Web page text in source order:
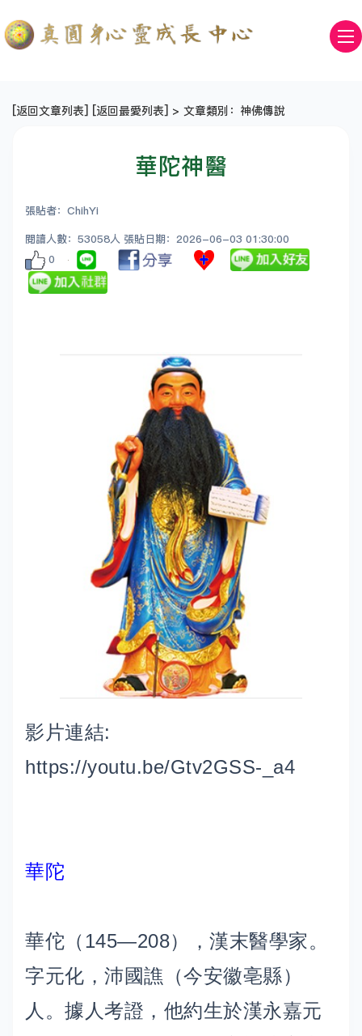
[返回文章列表] [返回最愛列表] > 文章類別：神佛傳說
華陀神醫
張貼者：ChihYi
閱讀人數：53058人 張貼日期：2026-06-03 01:30:00
0
影片連結:
https://youtu.be/Gtv2GSS-_a4
華陀
華佗（145—208），漢末醫學家。
字元化，沛國譙（今安徽亳縣）
人。據人考證，他約生於漢永嘉元